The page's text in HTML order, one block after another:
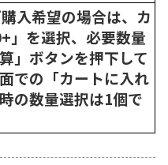
入希望の場合は、カ
」を選択、必要数量
」ボタンを押下して
での「カートに入れ
の数量選択は1個で